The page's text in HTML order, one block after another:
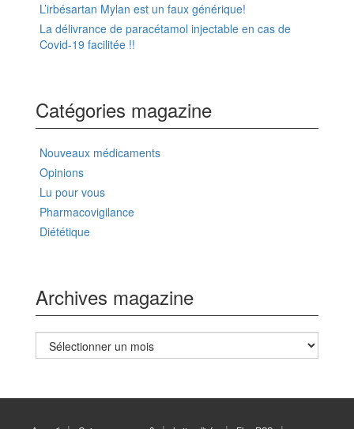
L’irbésartan Mylan est un faux générique!
La délivrance de paracétamol injectable en cas de
Covid-19 facilitée !!
Catégories magazine
Nouveaux médicaments
Opinions
Lu pour vous
Pharmacovigilance
Diététique
Archives magazine
Archives
magazine